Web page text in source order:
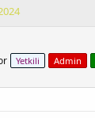
Yetkili Admin